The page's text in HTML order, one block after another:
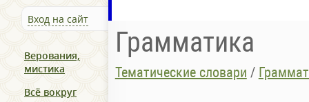
Вход на сайт
Верования,
мистика
Всё вокруг
Грамматика
Тематические словари /